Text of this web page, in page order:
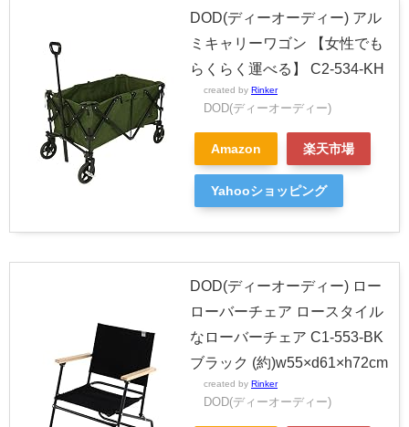
DOD(ディーオーディー) アル
ミキャリーワゴン 【女性でも
らくらく運べる】 C2-534-KH
created by Rinker
DOD(ディーオーディー)
Amazon 楽天市場
Yahooショッピング
DOD(ディーオーディー) ロー
ローバーチェア ロースタイル
なローバーチェア C1-553-BK
ブラック (約)w55×d61×h72cm
created by Rinker
DOD(ディーオーディー)